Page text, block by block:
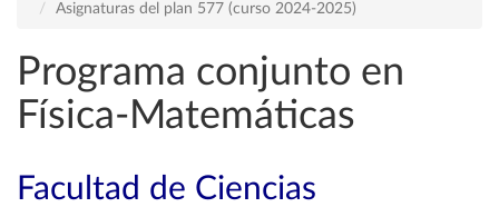
Asignaturas del plan 577 (curso 2024-2025)
Programa conjunto en
Física-Matemáticas
Facultad de Ciencias